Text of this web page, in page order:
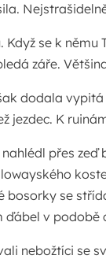
Když se k němu
záře.
dodala
jezdec. K
nahlédl přes
bosorky se
ďábel v podobě
nebožtíci se